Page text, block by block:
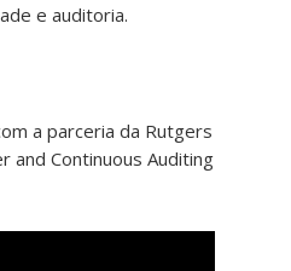
e auditoria.
a parceria da Rutgers
and Continuous Auditing